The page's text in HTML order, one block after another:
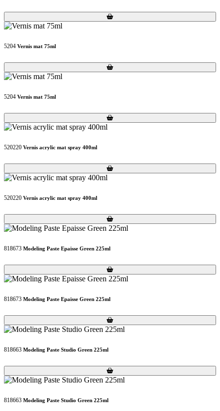
Loading...
Loading...
5204 Vernis mat 75ml
Loading...
Loading...
5204 Vernis mat 75ml
Loading...
Loading...
520220 Vernis acrylic mat spray 400ml
Loading...
Loading...
520220 Vernis acrylic mat spray 400ml
Loading...
Loading...
818673 Modeling Paste Epaisse Green 225ml
Loading...
Loading...
818673 Modeling Paste Epaisse Green 225ml
Loading...
Loading...
818663 Modeling Paste Studio Green 225ml
Loading...
Loading...
818663 Modeling Paste Studio Green 225ml